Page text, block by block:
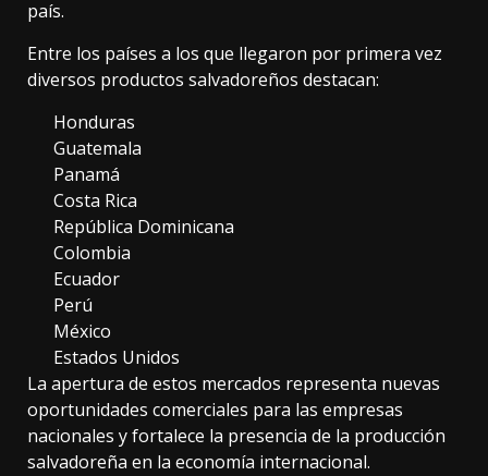
país.
Entre los países a los que llegaron por primera vez
diversos productos salvadoreños destacan:
Honduras
Guatemala
Panamá
Costa Rica
República Dominicana
Colombia
Ecuador
Perú
México
Estados Unidos
La apertura de estos mercados representa nuevas
oportunidades comerciales para las empresas
nacionales y fortalece la presencia de la producción
salvadoreña en la economía internacional.